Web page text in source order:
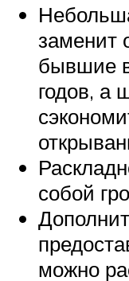
заменит
бывшие
годов, а
собой
можно